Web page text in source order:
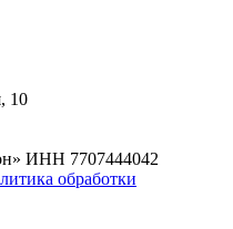
10
ИНН 7707444042
обработки